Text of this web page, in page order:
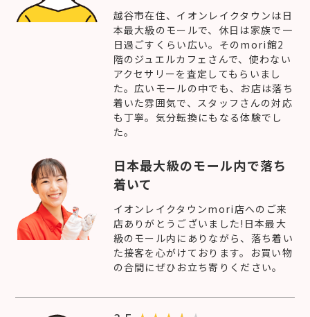
越谷市在住、イオンレイクタウンは日
本最大級のモールで、休日は家族で一
日過ごすくらい広い。そのmori館2
階のジュエルカフェさんで、使わない
アクセサリーを査定してもらいまし
た。広いモールの中でも、お店は落ち
着いた雰囲気で、スタッフさんの対応
も丁寧。気分転換にもなる体験でし
た。
日本最大級のモール内で落ち
着いて
イオンレイクタウンmori店へのご来
店ありがとうございました!日本最大
級のモール内にありながら、落ち着い
た接客を心がけております。お買い物
の合間にぜひお立ち寄りください。